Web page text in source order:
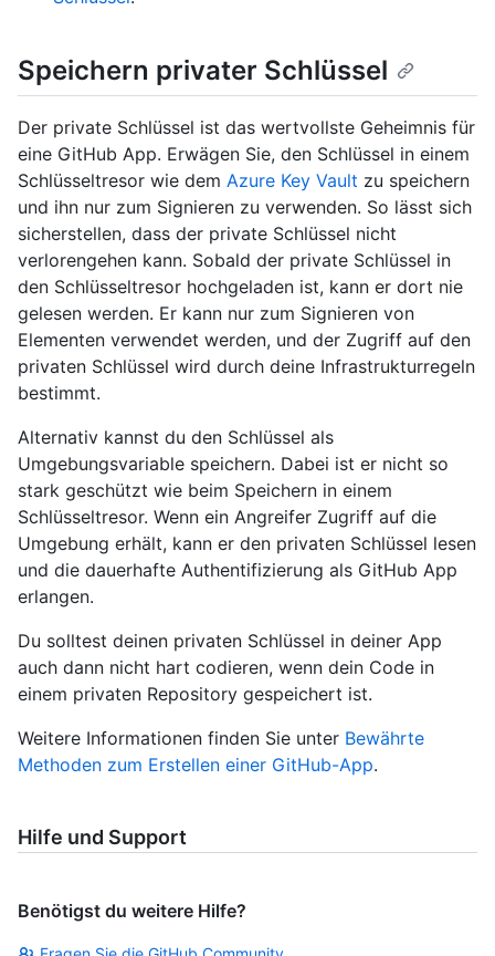
Speichern privater Schlüssel
Der private Schlüssel ist das wertvollste Geheimnis für
eine GitHub App. Erwägen Sie, den Schlüssel in einem
Schlüsseltresor wie dem Azure Key Vault zu speichern
und ihn nur zum Signieren zu verwenden. So lässt sich
sicherstellen, dass der private Schlüssel nicht
verlorengehen kann. Sobald der private Schlüssel in
den Schlüsseltresor hochgeladen ist, kann er dort nie
gelesen werden. Er kann nur zum Signieren von
Elementen verwendet werden, und der Zugriff auf den
privaten Schlüssel wird durch deine Infrastrukturregeln
bestimmt.
Alternativ kannst du den Schlüssel als
Umgebungsvariable speichern. Dabei ist er nicht so
stark geschützt wie beim Speichern in einem
Schlüsseltresor. Wenn ein Angreifer Zugriff auf die
Umgebung erhält, kann er den privaten Schlüssel lesen
und die dauerhafte Authentifizierung als GitHub App
erlangen.
Du solltest deinen privaten Schlüssel in deiner App
auch dann nicht hart codieren, wenn dein Code in
einem privaten Repository gespeichert ist.
Weitere Informationen finden Sie unter Bewährte
Methoden zum Erstellen einer GitHub-App.
Hilfe und Support
Benötigst du weitere Hilfe?